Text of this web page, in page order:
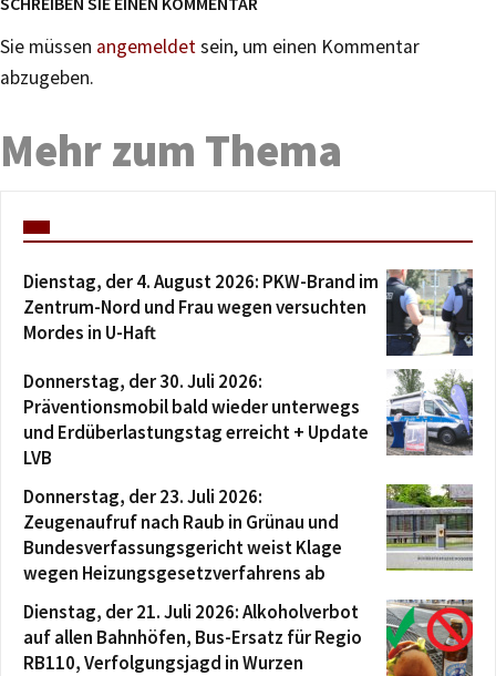
Sie müssen angemeldetsein, um einen Kommentar
abzugeben.
Mehr zum Thema
Dienstag, der 4. August 2026: PKW-Brand im
Zentrum-Nord und Frau wegen versuchten
Mordes in U-Haft
Donnerstag, der 30. Juli 2026:
Präventionsmobil bald wieder unterwegs
und Erdüberlastungstag erreicht + Update
LVB
Donnerstag, der 23. Juli 2026:
Zeugenaufruf nach Raub in Grünau und
Bundesverfassungsgericht weist Klage
wegen Heizungsgesetzverfahrens ab
Dienstag, der 21. Juli 2026: Alkoholverbot
auf allen Bahnhöfen, Bus-Ersatz für Regio
RB110, Verfolgungsjagd in Wurzen